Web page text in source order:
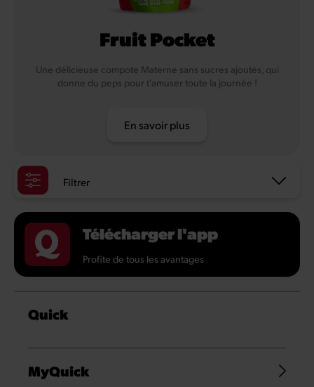
Fruit Pocket
Une délicieuse compote Materne sans sucres ajoutés, qui
donne du peps pour t'amuser toute la journée !
En savoir plus
Filtrer
Télécharger l'app
Profite de tous les avantages
Quick
MyQuick